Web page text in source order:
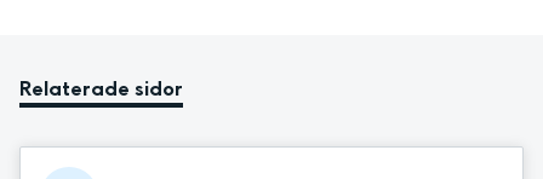
Relaterade sidor